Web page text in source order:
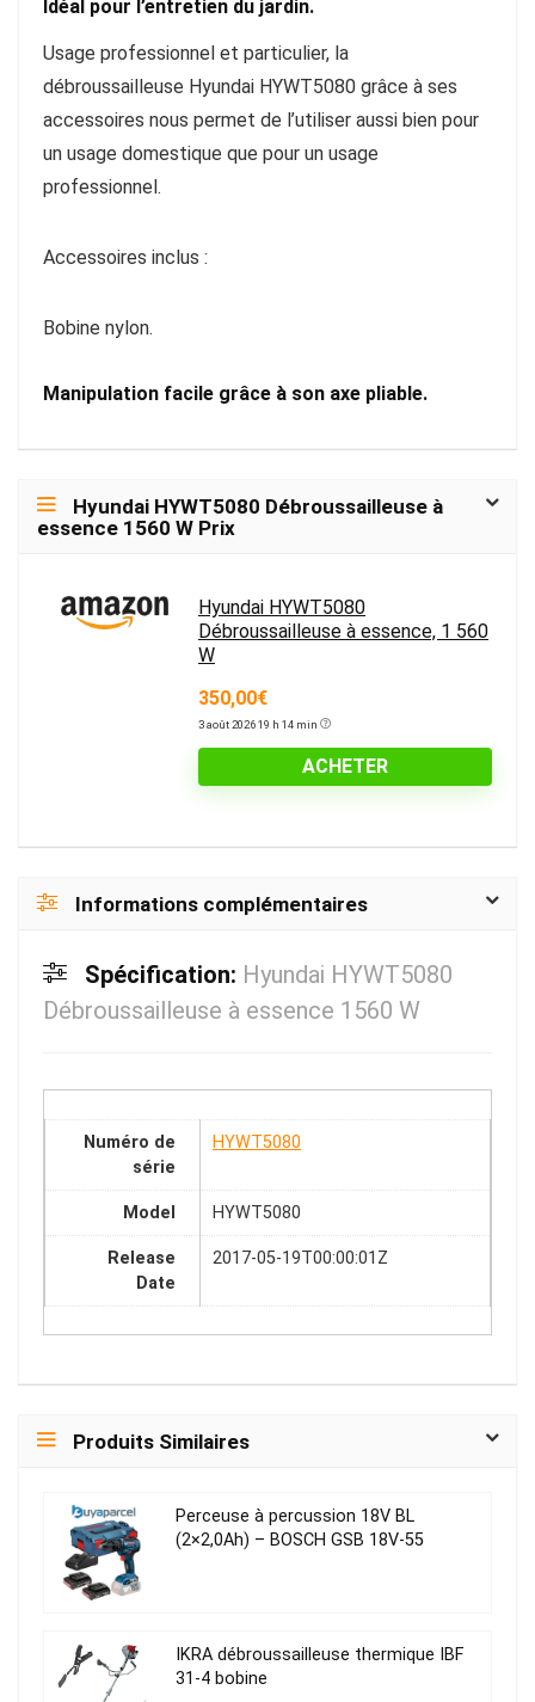
Idéal pour l’entretien du jardin.
Usage professionnel et particulier, la
débroussailleuse Hyundai HYWT5080 grâce à ses
accessoires nous permet de l’utiliser aussi bien pour
un usage domestique que pour un usage
professionnel.
Accessoires inclus :
Bobine nylon.
Manipulation facile grâce à son axe pliable.
Hyundai HYWT5080 Débroussailleuse à
essence 1560 W Prix
Hyundai HYWT5080
Débroussailleuse à essence, 1 560
W
350,00€
3 août 2026 19 h 14 min
ACHETER
Informations complémentaires
Spécification: Hyundai HYWT5080
Débroussailleuse à essence 1560 W
Numéro de
série
HYWT5080
Model HYWT5080
Release
Date
2017-05-19T00:00:01Z
Produits Similaires
Perceuse à percussion 18V BL
(2×2,0Ah) – BOSCH GSB 18V-55
IKRA débroussailleuse thermique IBF
31-4 bobine